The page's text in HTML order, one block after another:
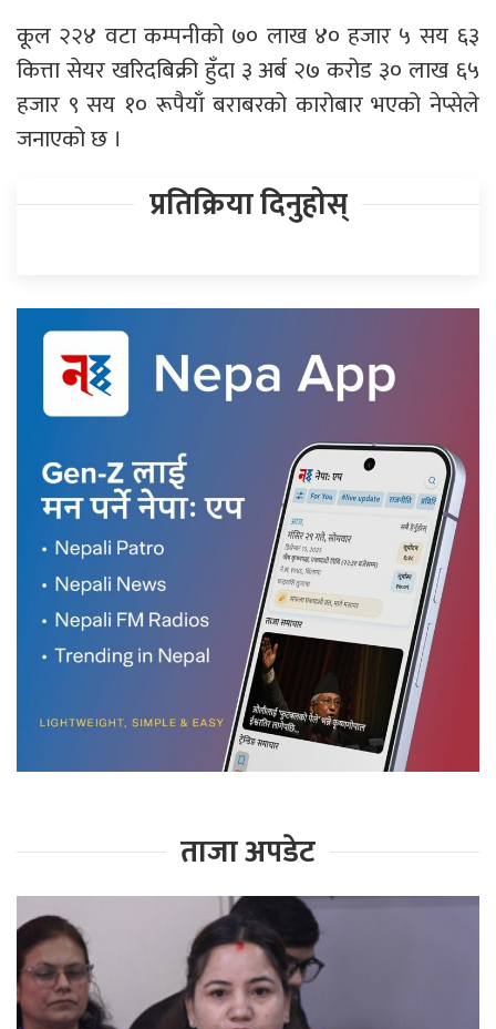
कूल २२४ वटा कम्पनीको ७० लाख ४० हजार ५ सय ६३
कित्ता सेयर खरिदबिक्री हुँदा ३ अर्ब २७ करोड ३० लाख ६५
हजार ९ सय १० रूपैयाँ बराबरको कारोबार भएको नेप्सेले
जनाएको छ ।
प्रतिक्रिया दिनुहोस्
ताजा अपडेट